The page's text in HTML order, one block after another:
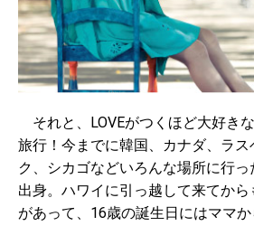
それと、LOVEがつくほど大好き
旅行！今までに韓国、カナダ、ラ
ク、シカゴなどいろんな場所に行
出身。ハワイに引っ越して来てから
があって、16歳の誕生日にはママ